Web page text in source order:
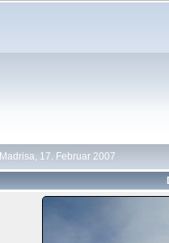
Madrisa, 17. Februar 2007